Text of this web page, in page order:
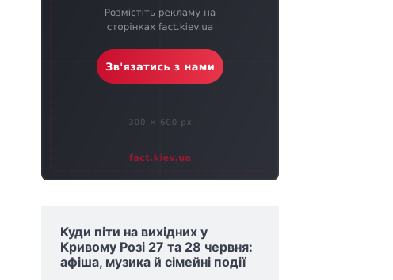
Куди піти на вихідних у
Кривому Розі 27 та 28 червня:
афіша, музика й сімейні події